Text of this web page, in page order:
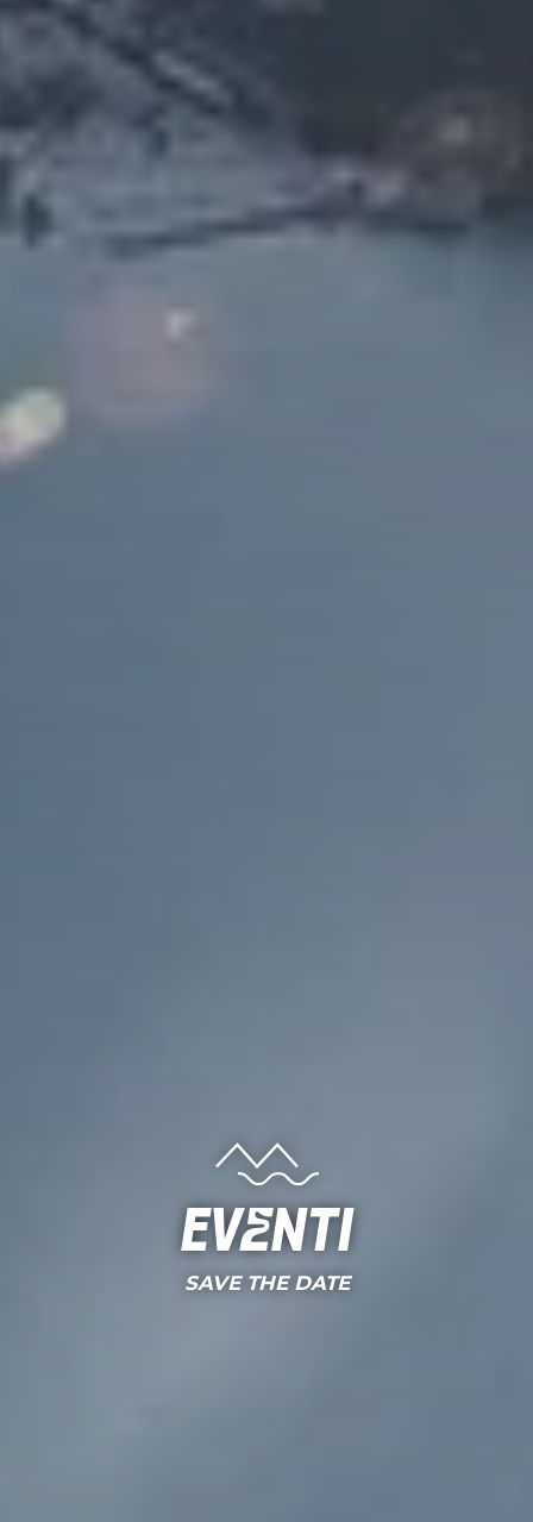
Eventi
SAVE THE DATE